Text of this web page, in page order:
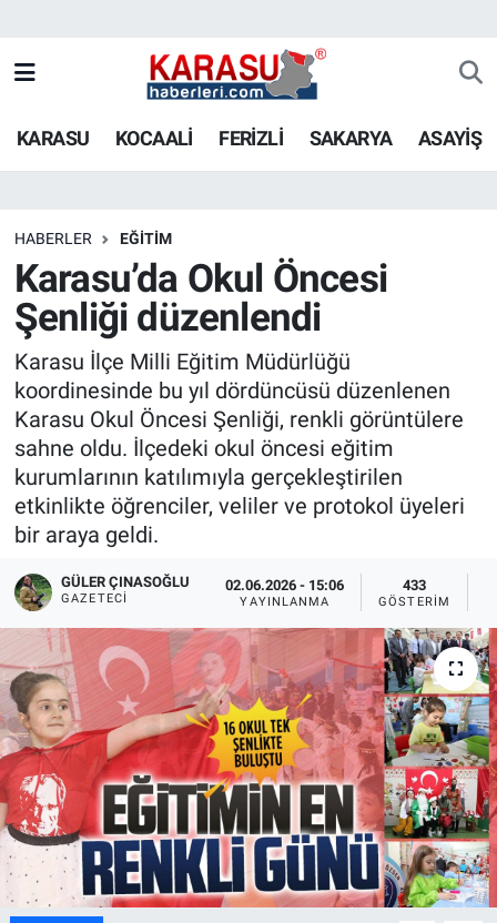
KARASU KOCAALİ FERİZLİ SAKARYA ASAYİŞ
HABERLER EĞİTİM
Karasu’da Okul Öncesi
Şenliği düzenlendi
Karasu İlçe Milli Eğitim Müdürlüğü
koordinesinde bu yıl dördüncüsü düzenlenen
Karasu Okul Öncesi Şenliği, renkli görüntülere
sahne oldu. İlçedeki okul öncesi eğitim
kurumlarının katılımıyla gerçekleştirilen
etkinlikte öğrenciler, veliler ve protokol üyeleri
bir araya geldi.
GÜLER ÇINASOĞLU
GAZETECI
02.06.2026 - 15:06
YAYINLANMA
433
GÖSTERIM